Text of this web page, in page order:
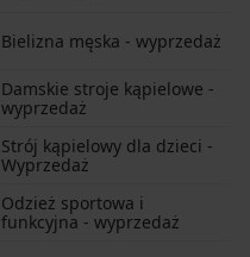
Bielizna męska - wyprzedaż
Damskie stroje kąpielowe -
wyprzedaż
Strój kąpielowy dla dzieci -
Wyprzedaż
Odzież sportowa i
funkcyjna - wyprzedaż